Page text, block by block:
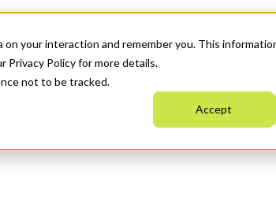
your interaction and remember you. This
Privacy Policy for more details.
not to be tracked.
Accept